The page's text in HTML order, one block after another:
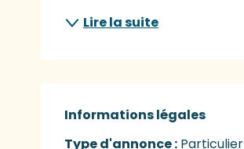
Lire la suite
Informations légales
Informations légales
Type d'annonce : Particulier